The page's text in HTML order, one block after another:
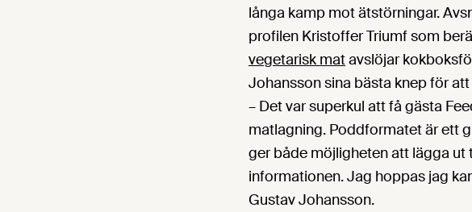
långa kamp mot ätstörningar.
profilen Kristoffer Triumf som
vegetarisk matavslöjar
Johansson sina bästa knep för
– Det var superkul att få gästa
matlagning. Poddformatet är ett
ger både möjligheten att lägga ut
informationen. Jag hoppas jag
Gustav Johansson.